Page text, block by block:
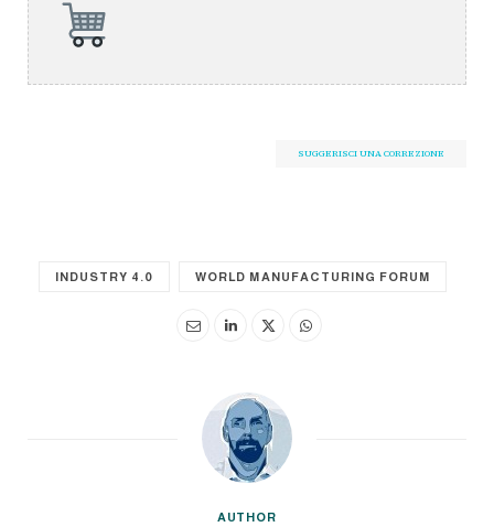
SUGGERISCI UNA CORREZIONE
INDUSTRY 4.0 WORLD MANUFACTURING FORUM
AUTHOR